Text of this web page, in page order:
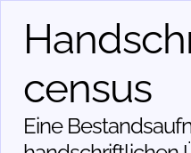
census
Eine